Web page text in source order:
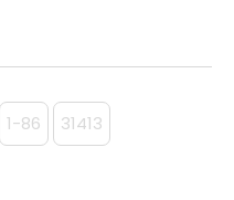
1-86 31413